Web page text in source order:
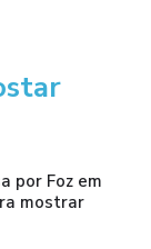
por Foz em
mostrar